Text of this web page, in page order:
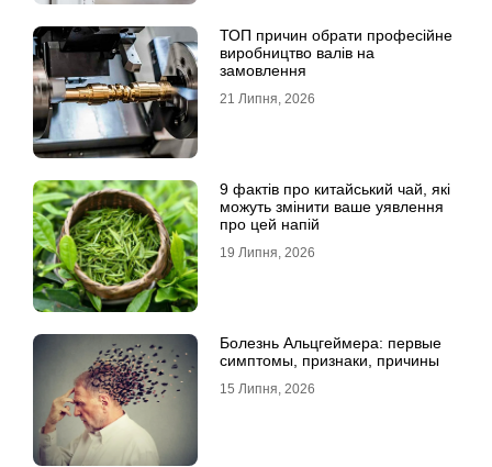
ТОП причин обрати професійне
виробництво валів на
замовлення
21 Липня, 2026
9 фактів про китайський чай, які
можуть змінити ваше уявлення
про цей напій
19 Липня, 2026
Болезнь Альцгеймера: первые
симптомы, признаки, причины
15 Липня, 2026